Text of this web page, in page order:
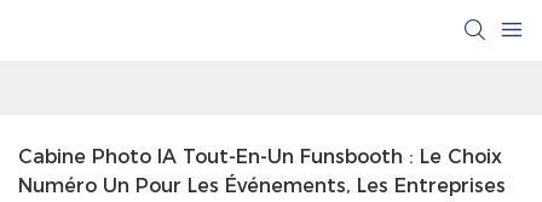
Cabine Photo IA Tout-En-Un Funsbooth : Le Choix
Numéro Un Pour Les Événements, Les Entreprises